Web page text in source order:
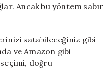
Ancak bu yöntem sabır
satabileceğiniz gibi
ve Amazon gibi
doğru